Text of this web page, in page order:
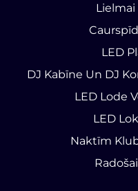
Lielmai
LED
DJ Kabīne Un DJ
LED Lode
LED
Naktīm